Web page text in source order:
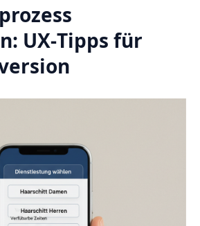
UX‑Tipps für